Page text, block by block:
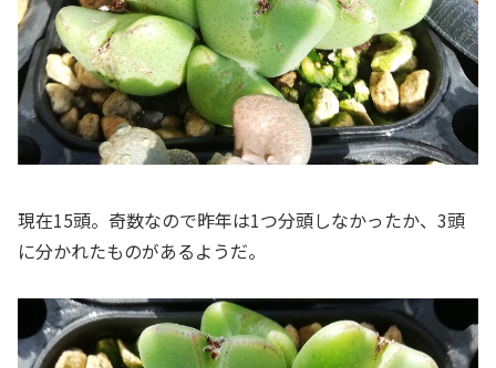
現在15頭。奇数なので昨年は1つ分頭しなかったか、3頭
に分かれたものがあるようだ。